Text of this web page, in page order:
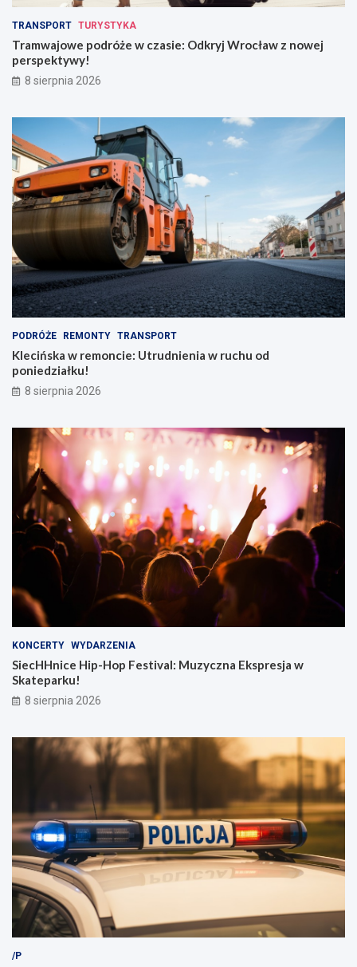
TRANSPORT TURYSTYKA
Tramwajowe podróże w czasie: Odkryj Wrocław z nowej
perspektywy!
8 sierpnia 2026
PODRÓŻE REMONTY TRANSPORT
Klecińska w remoncie: Utrudnienia w ruchu od
poniedziałku!
8 sierpnia 2026
KONCERTY WYDARZENIA
SiecHHnice Hip-Hop Festival: Muzyczna Ekspresja w
Skateparku!
8 sierpnia 2026
/P